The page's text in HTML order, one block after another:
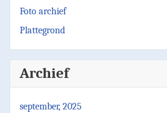
Foto archief
Plattegrond
Archief
september, 2025